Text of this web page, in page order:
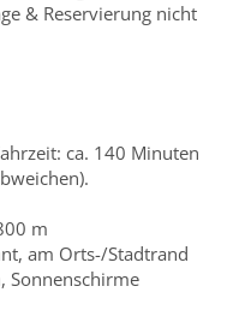
& Reservierung nicht
ca. 140 Minuten
m
am Orts-/Stadtrand
Sonnenschirme